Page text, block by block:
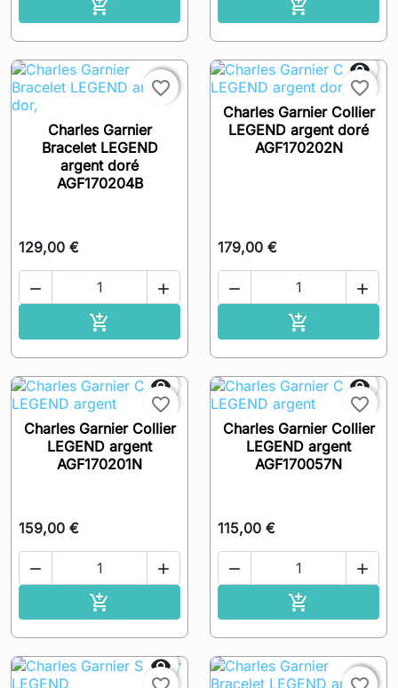
 

favorite_border
Charles Garnier
Bracelet LEGEND
argent doré
AGF170204B
129,00 €
 


favorite_border
Charles Garnier Collier
LEGEND argent doré
AGF170202N
179,00 €
 


favorite_border
Charles Garnier Collier
LEGEND argent
AGF170201N
159,00 €
 


favorite_border
Charles Garnier Collier
LEGEND argent
AGF170057N
115,00 €
 

